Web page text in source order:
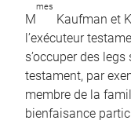
M
mes
Kaufman et
l’exécuteur
s’occuper des
testament, par
membre de la
bienfaisance